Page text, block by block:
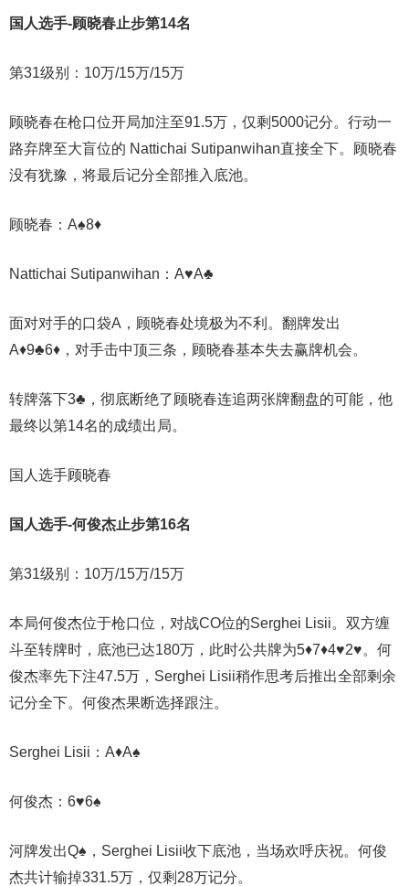
国人选手-顾晓春止步第14名
第31级别：10万/15万/15万
顾晓春在枪口位开局加注至91.5万，仅剩5000记分。行动一
路弃牌至大盲位的 Nattichai Sutipanwihan直接全下。顾晓春
没有犹豫，将最后记分全部推入底池。
顾晓春：A♠️8♦️
Nattichai Sutipanwihan：A♥️A♣️
面对对手的口袋A，顾晓春处境极为不利。翻牌发出
A♦9♣6♦，对手击中顶三条，顾晓春基本失去赢牌机会。
转牌落下3♣️，彻底断绝了顾晓春连追两张牌翻盘的可能，他
最终以第14名的成绩出局。
国人选手顾晓春
国人选手-何俊杰止步第16名
第31级别：10万/15万/15万
本局何俊杰位于枪口位，对战CO位的Serghei Lisii。双方缠
斗至转牌时，底池已达180万，此时公共牌为5♦7♦4♥2♥。何
俊杰率先下注47.5万，Serghei Lisii稍作思考后推出全部剩余
记分全下。何俊杰果断选择跟注。
Serghei Lisii：A♦A♠
何俊杰：6♥6♠
河牌发出Q♠️，Serghei Lisii收下底池，当场欢呼庆祝。何俊
杰共计输掉331.5万，仅剩28万记分。